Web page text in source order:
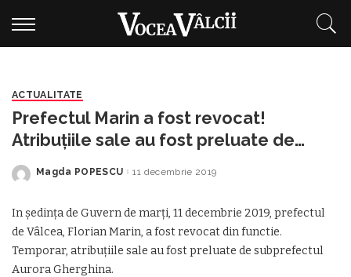
ACTUALITATE
Prefectul Marin a fost revocat!
Atribuțiile sale au fost preluate de
Aurora Gherghina
Posted
Magda POPESCU 11 decembrie 2019
In şedinţa de Guvern de marţi, 11 decembrie 2019, prefectul
de Vâlcea, Florian Marin, a fost revocat din functie.
Temporar, atribuțiile sale au fost preluate de subprefectul
Aurora Gherghina.